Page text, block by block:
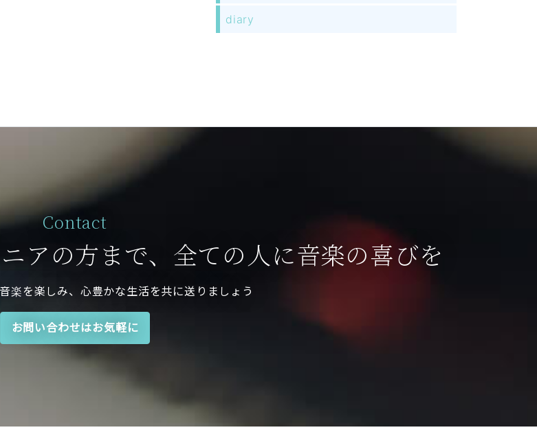
diary
Contact
アの方まで、全ての人に音楽の喜びを
楽を楽しみ、心豊かな生活を共に送りましょう
お問い合わせはお気軽に